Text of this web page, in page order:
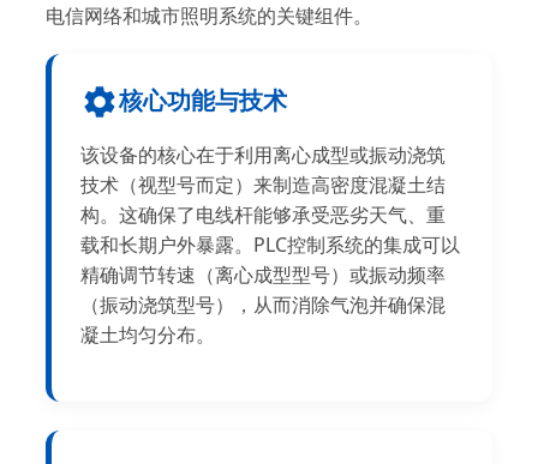
电信网络和城市照明系统的关键组件。
核心功能与技术
该设备的核心在于利用离心成型或振动浇筑
技术（视型号而定）来制造高密度混凝土结
构。这确保了电线杆能够承受恶劣天气、重
载和长期户外暴露。PLC控制系统的集成可以
精确调节转速（离心成型型号）或振动频率
（振动浇筑型号），从而消除气泡并确保混
凝土均匀分布。